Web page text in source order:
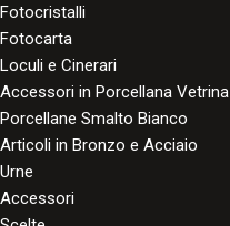
Fotocristalli
Fotocarta
Loculi e Cinerari
Accessori in Porcellana Vetrina
Porcellane Smalto Bianco
Articoli in Bronzo e Acciaio
Urne
Accessori